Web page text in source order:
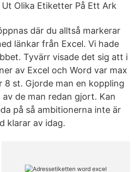
Ut Olika Etiketter På Ett Ark
där du alltså markerar
länkar från Excel. Vi hade
Tyvärr visade det sig att i
av Excel och Word var max
8 st. Gjorde man en koppling
de man redan gjort. Kan
på så ambitionerna inte är
klarar av idag.